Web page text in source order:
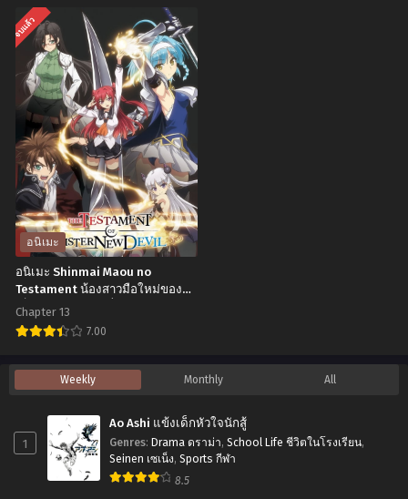
ชัย
ใน
โลก
แฟนตาซี ภาค2
ตอน
ที่1-
10
พากย์
ไทย+ซับ
ไทย
อ
นิ
เมะ
Dandadan
ดัน
ดา
ดัน
ตอน
ที่1-
5
พากย์
ไทย+ซับ
ไทย
ที่1-
12
ไทย
จบแล้ว
อนิเมะ
อนิเมะ Shinmai Maou no
Testament น้องสาวมือใหม่ของผม
เป็นจอมมาร ตอนที่1-12 ซับไทย
Chapter 13
7.00
อ
นิ
Shinmai
Maou
Weekly Monthly All
1
Ao Ashi แข้งเด็กหัวใจนักสู้
Genres: Drama ดราม่า, School Life ชีวิตในโรงเรียน,
Seinen เซเน็ง, Sports กีฬา
8.5